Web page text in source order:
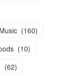
Music (160)
(10)
(62)